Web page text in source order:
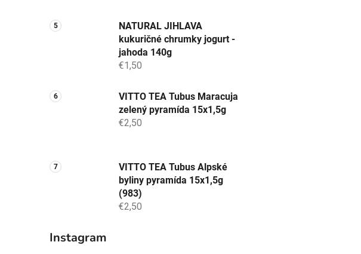
NATURAL JIHLAVA
kukuričné chrumky jogurt -
jahoda 140g
€1,50
VITTO TEA Tubus Maracuja
zelený pyramída 15x1,5g
€2,50
VITTO TEA Tubus Alpské
byliny pyramída 15x1,5g
(983)
€2,50
Instagram